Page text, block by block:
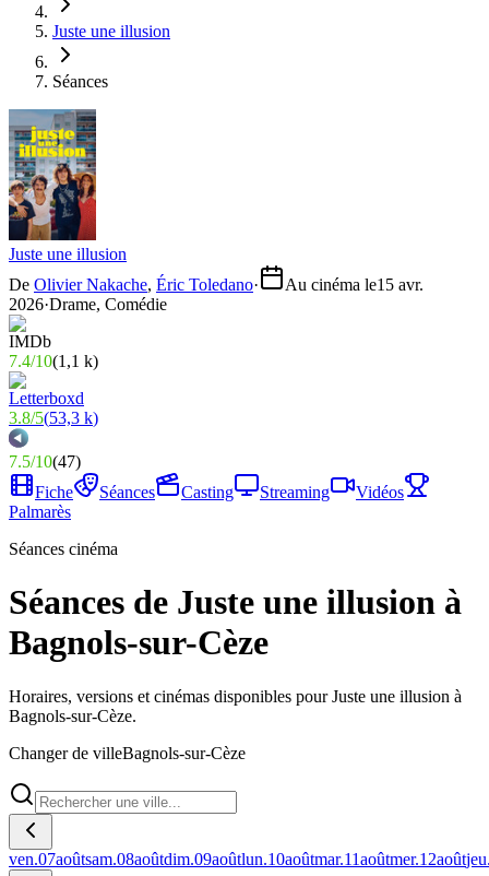
Juste une illusion
Séances
Juste une illusion
De Olivier Nakache, Éric Toledano· Au cinéma le15 avr.
2026·Drame, Comédie
7.4/10(1,1 k)
3.8/5(53,3 k)
7.5/10(47)
Fiche
Séances Casting Streaming
Vidéos
Palmarès
Séances cinéma
Séances de Juste une illusion à
Bagnols-sur-Cèze
Horaires, versions et cinémas disponibles pour Juste une illusion à
Bagnols-sur-Cèze.
Changer de villeBagnols-sur-Cèze
ven.07aoûtsam.08aoûtdim.09aoûtlun.10aoûtmar.11aoûtmer.12août